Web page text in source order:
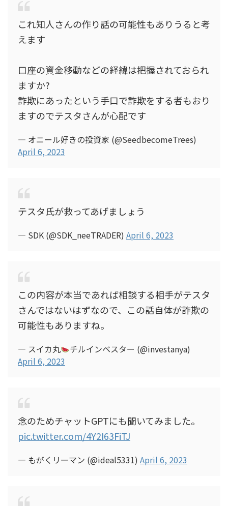
これ知人さんの作り話の可能性もありうると考
えます
口座の資金移動などの経緯は把握されておられ
ますか?
詐欺にあったという手口で詐欺をする者もおり
ますのでテスタさんが心配です
— オニール好きの投資家 (@SeedbecomeTrees)
April 6, 2023
テスタ氏が救ってあげましょう
— SDK (@SDK_neeTRADER) April 6, 2023
この内容が本当であれば相談する相手がテスタ
さんではないはずなので、この話自体が詐欺の
可能性もありますね。
— スイカ丸
チルインベスター (@investanya)
April 6, 2023
念のためチャットGPTにも聞いてみました。
pic.twitter.com/4Y2I63FiTJ
— もがくリーマン (@ideal5331) April 6, 2023